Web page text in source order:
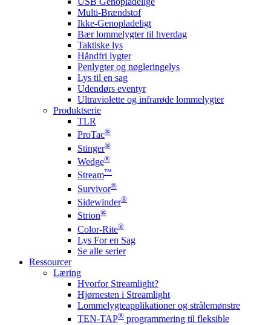
Multi-Brændstof
Ikke-Genopladeligt
Bær lommelygter til hverdag
Taktiske lys
Håndfri lygter
Penlygter og nøgleringelys
Lys til en sag
Udendørs eventyr
Ultraviolette og infrarøde lommelygter
Produktserie
TLR
ProTac®
Stinger®
Wedge®
Stream™
Survivor®
Sidewinder®
Strion®
Color-Rite®
Lys For en Sag
Se alle serier
Ressourcer
Læring
Hvorfor Streamlight?
Hjørnesten i Streamlight
Lommelygteapplikationer og strålemønstre
TEN-TAP® programmering til fleksible